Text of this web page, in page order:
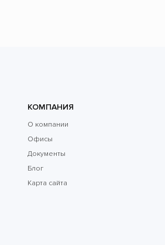
КОМПАНИЯ
О компании
Офисы
Документы
Блог
Карта сайта